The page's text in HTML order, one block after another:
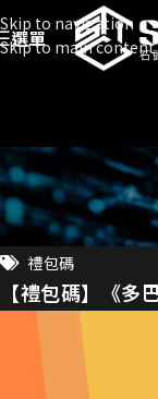
Skip to navigation
Skip to main content
選單
禮包碼
【禮包碼】《多